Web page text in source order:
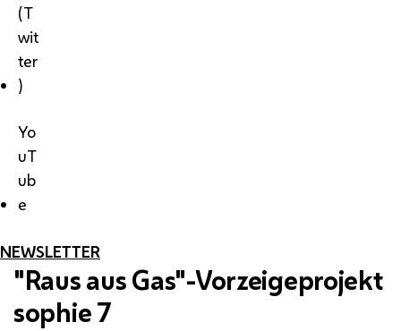
(T
wit
ter
)
Yo
uT
ub
e
NEWSLETTER
"Raus aus Gas"-Vorzeigeprojekt
sophie 7